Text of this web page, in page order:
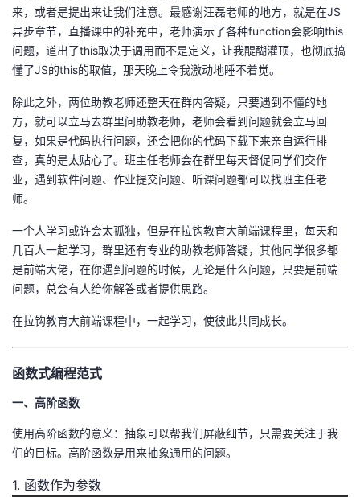
子
直
播
的
活
动
我
的
关
注
我
的
开
发
学
堂
的
课
程
我
的
认
证
我
的
实
我
的
我
的
Programs
我
的
持
我
技
术
支
持
的
云
声
建
来，或者是提出来让我们注意。最感谢汪磊老师的地方，就是在JS
异步章节，直播课中的补充中，老师演示了各种function会影响this
问题，道出了this取决于调用而不是定义，让我醍醐灌顶，也彻底搞
懂了JS的this的取值，那天晚上令我激动地睡不着觉。
除此之外，两位助教老师还整天在群内答疑，只要遇到不懂的地
方，就可以立马去群里问助教老师，老师会看到问题就会立马回
复，如果是代码执行问题，还会把你的代码下载下来亲自运行排
查，真的是太贴心了。班主任老师会在群里每天督促同学们交作
业，遇到软件问题、作业提交问题、听课问题都可以找班主任老
师。
一个人学习或许会太孤独，但是在拉钩教育大前端课程里，每天和
几百人一起学习，群里还有专业的助教老师答疑，其他同学很多都
是前端大佬，在你遇到问题的时候，无论是什么问题，只要是前端
问题，总会有人给你解答或者提供思路。
在拉钩教育大前端课程中，一起学习，使彼此共同成长。
函数式编程范式
一、高阶函数
使用高阶函数的意义：抽象可以帮我们屏蔽细节，只需要关注于我
们的目标。高阶函数是用来抽象通用的问题。
1. 函数作为参数